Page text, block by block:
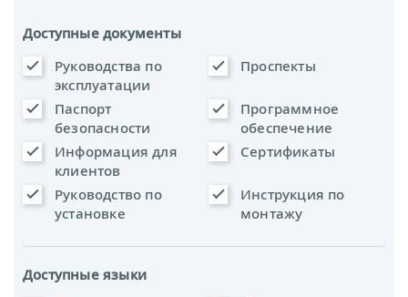
Доступные документы
Руководства по
эксплуатации
Проспекты
Паспорт
безопасности
Программное
обеспечение
Информация для
клиентов
Сертификаты
Руководство по
установке
Инструкция по
монтажу
Доступные языки